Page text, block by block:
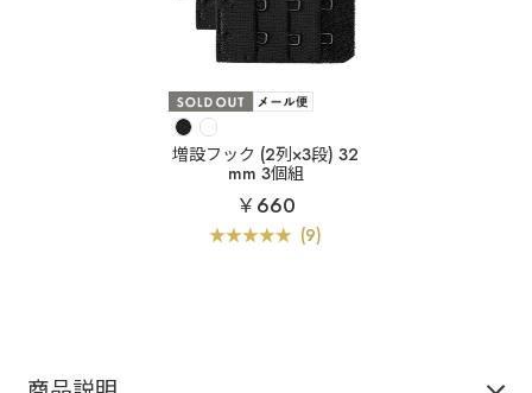
増設フック (2列×3段) 32
mm 3個組
￥660
(9)